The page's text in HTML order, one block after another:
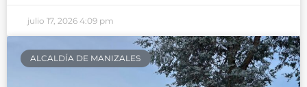
julio 17, 2026 4:09 pm
ALCALDÍA DE MANIZALES